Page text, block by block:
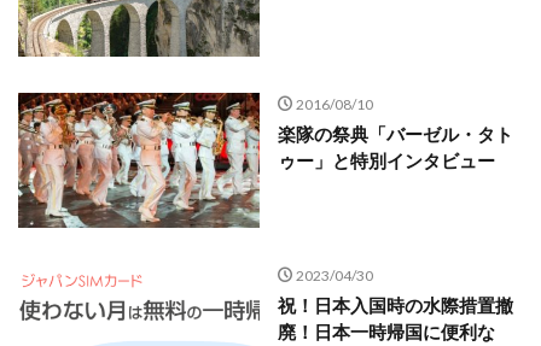
2016/08/10
楽隊の祭典「バーゼル・タト
ゥー」と特別インタビュー
2023/04/30
祝！日本入国時の水際措置撤
廃！日本一時帰国に便利な